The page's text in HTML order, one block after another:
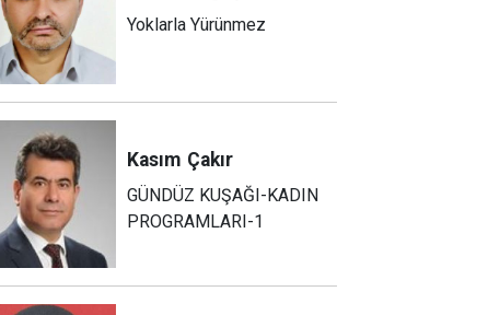
Yoklarla Yürünmez
Kasım Çakır
GÜNDÜZ KUŞAĞI-KADIN
PROGRAMLARI-1